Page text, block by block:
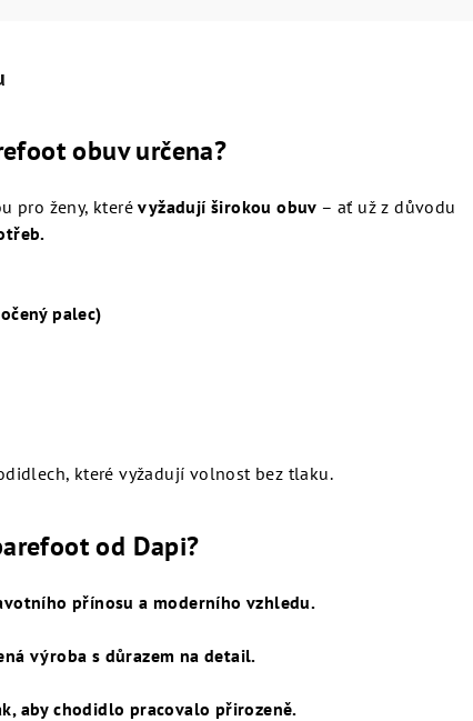
obuv určena?
pro ženy, kterévyžadují širokou obuv – ať už z důvodu
palec)
které vyžadují volnost bez tlaku.
od Dapi?
přínosu a moderního vzhledu.
výroba s důrazem na detail.
aby chodidlo pracovalo přirozeně.